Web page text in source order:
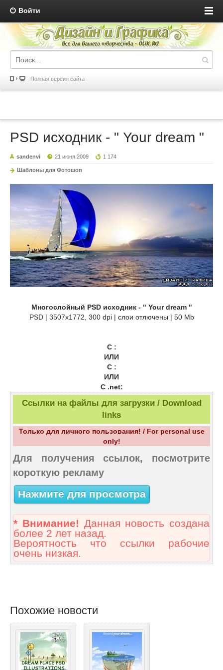
Войти
Полная версия сайта
PSD исходник - " Your dream "
sandenvi 21 июня 2009 1 174
Шаблоны для Фотошоп
Многослойный PSD исходник - " Your dream "
PSD | 3507x1772, 300 dpi | слои отлючены | 50 Mb
С :
ИЛИ
С :
ИЛИ
С .net:
Ссылки на файлы для загрузки / Download
links
Только для личного пользования! / For personal use
only!
Для получения ссылок, посмотрите
короткую рекламу
Нажмите для просмотра
* Внимание! Данная новость создана
более 2 лет назад.
Вероятность что ссылки рабочие
очень низкая.
Похожие новости